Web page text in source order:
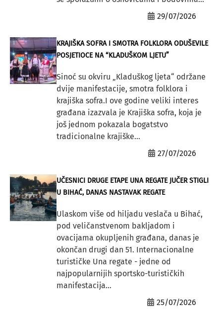
29/07/2026
KRAJIŠKA SOFRA I SMOTRA FOLKLORA ODUŠEVILE
POSJETIOCE NA “KLADUŠKOM LJETU”
Sinoć su okviru „Kladuškog ljeta“ održane
dvije manifestacije, smotra folklora i
krajiška sofra.I ove godine veliki interes
građana izazvala je Krajiška sofra, koja je
još jednom pokazala bogatstvo
tradicionalne krajiške...
27/07/2026
UČESNICI DRUGE ETAPE UNA REGATE JUČER STIGLI
U BIHAĆ, DANAS NASTAVAK REGATE
Ulaskom više od hiljadu veslača u Bihać,
pod veličanstvenom bakljadom i
ovacijama okupljenih građana, danas je
okončan drugi dan 51. Internacionalne
turističke Una regate - jedne od
najpopularnijih sportsko-turističkih
manifestacija...
25/07/2026